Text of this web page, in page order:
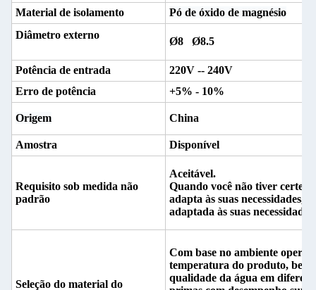
Material de isolamento
Pó de óxido de magnésio
Diâmetro externo
Ø8 Ø8.5
Potência de entrada
220V -- 240V
Erro de potência
+5% - 10%
Origem China
Amostra Disponível
Requisito sob medida não
padrão
Aceitável.
Quando você não tiver
adapta às suas necessidades,
adaptada às suas necessidades.
Seleção do material do
Com base no ambiente
temperatura do produto, bem
qualidade da água em